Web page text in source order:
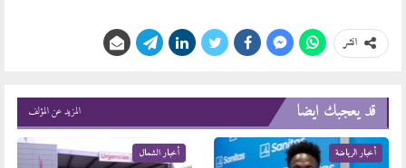
انشر
قد يعجبك ايضا المزيد عن المؤلف
أخبار الرياضة أخبار الشمال